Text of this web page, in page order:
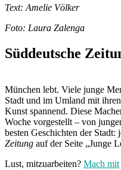
Text: Amelie Völker
Foto: Laura Zalenga
Süddeutsche
München lebt. Viele junge
Stadt und im Umland mit
Kunst spannend. Diese
Woche vorgestellt – von
besten Geschichten der
Zeitung auf der Seite „Junge
Lust, mitzuarbeiten? Mach mit